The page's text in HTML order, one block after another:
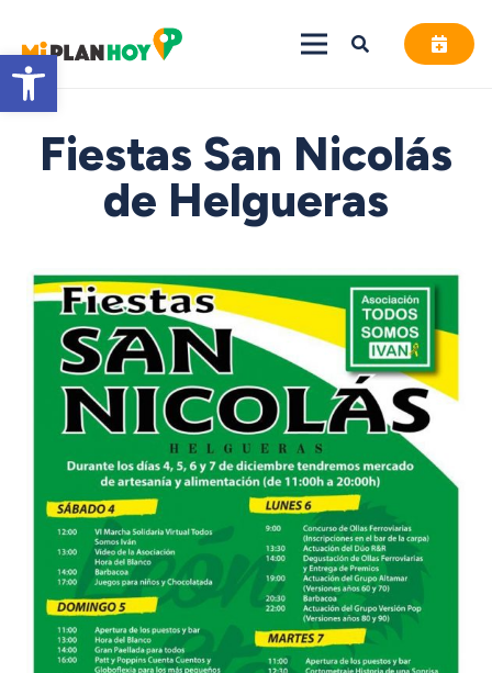
Abrir barra de herramientas
Fiestas San Nicolás
de Helgueras